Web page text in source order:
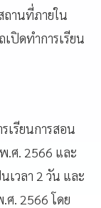
านที่ภายใน
เปิดทำการเรียน
เรียนการสอน
.ศ. 2566 และ
เวลา 2 วัน และ
. 2566 โดย